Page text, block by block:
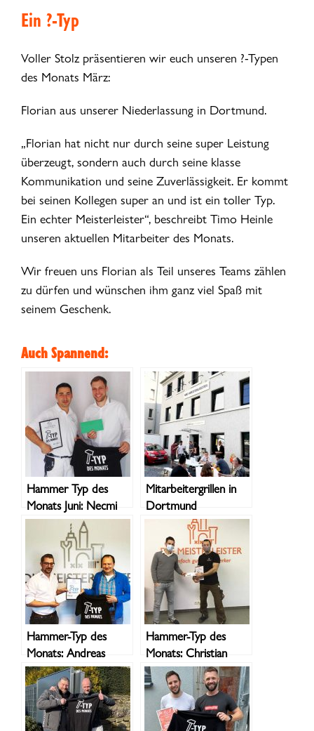
Ein ?-Typ
Voller Stolz präsentieren wir euch unseren ?-Typen
des Monats März:
Florian aus unserer Niederlassung in Dortmund.
„Florian hat nicht nur durch seine super Leistung
überzeugt, sondern auch durch seine klasse
Kommunikation und seine Zuverlässigkeit. Er kommt
bei seinen Kollegen super an und ist ein toller Typ.
Ein echter Meisterleister“, beschreibt Timo Heinle
unseren aktuellen Mitarbeiter des Monats.
Wir freuen uns Florian als Teil unseres Teams zählen
zu dürfen und wünschen ihm ganz viel Spaß mit
seinem Geschenk.
Auch Spannend:
Hammer Typ des
Monats Juni: Necmi
Mitarbeitergrillen in
Dortmund
Hammer-Typ des
Monats: Andreas
Hammer-Typ des
Monats: Christian